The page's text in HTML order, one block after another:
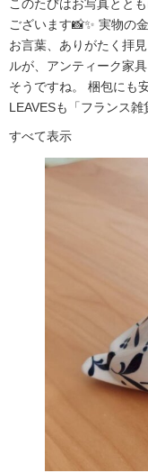
このたびはお写真とと
ございます📸✨ 実物の
お言葉、ありがたく拝
ルが、アンティーク家
そうですね。 梱包にも
LEAVESも「フランス
すべて表示